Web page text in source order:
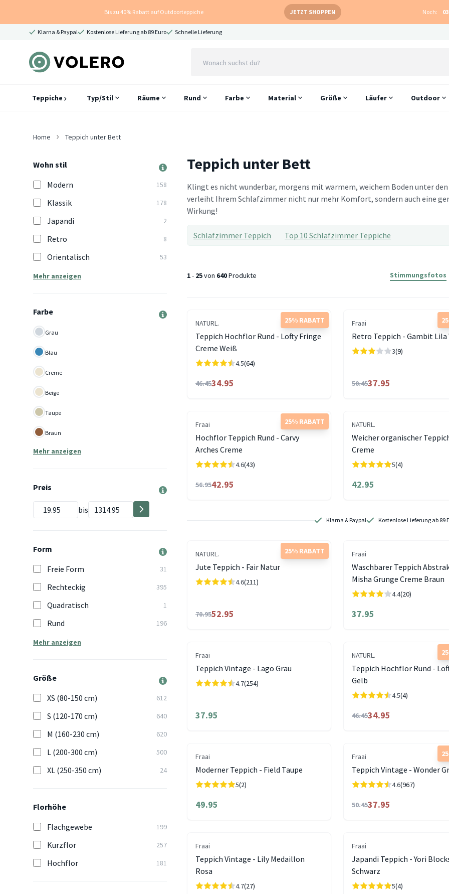
Bis zu 40% Rabatt auf Outdoorteppiche JETZT SHOPPEN Noch: 03
Klarna & Paypal Kostenlose Lieferung ab 89 Euro Schnelle Lieferung
Teppiche Typ/Stil Räume Rund Farbe Material Größe Läufer Outdoor
Home Teppich unter Bett
Wohn stil
Modern
158
Klassik 178
Japandi 2
Retro 8
Orientalisch 53
Mehr anzeigen
Farbe
Grau
Blau
Creme
Beige
Taupe
Braun
Mehr anzeigen
Preis
bis
Form
Freie Form
31
Rechteckig 395
Quadratisch 1
Rund 196
Mehr anzeigen
Größe
XS (80-150 cm)
612
S (120-170 cm) 640
M (160-230 cm) 620
L (200-300 cm) 500
XL (250-350 cm) 24
Florhöhe
Flachgewebe
199
Kurzflor 257
Hochflor 181
Teppich unter Bett
Klingt es nicht wunderbar, morgens mit warmem, weichem Boden unter
verleiht Ihrem Schlafzimmer nicht nur mehr Komfort, sondern auch eine
Wirkung!
Schlafzimmer Teppich Top 10 Schlafzimmer Teppiche
1- 25von 640Produkte Stimmungsfotos
25% RABATT
NATURL.
Teppich Hochflor Rund - Lofty Fringe
Creme Weiß
4.5(64)
46.4534.95
Fraai
Retro Teppich - Gambit Lila
3(9)
50.4537.95
25% RABATT
Fraai
Hochflor Teppich Rund - Carvy
Arches Creme
4.6(43)
56.9542.95
NATURL.
Weicher organischer
Creme
5(4)
42.95
Klarna & Paypal Kostenlose Lieferung ab 89
25% RABATT
NATURL.
Jute Teppich - Fair Natur
4.6(211)
70.9552.95
Fraai
Waschbarer Teppich
Misha Grunge Creme Braun
4.4(20)
37.95
Fraai
Teppich Vintage - Lago Grau
4.7(254)
37.95
NATURL.
Teppich Hochflor Rund -
Gelb
4.5(4)
46.4534.95
Fraai
Moderner Teppich - Field Taupe
5(2)
49.95
Fraai
Teppich Vintage - Wonder
4.6(967)
50.4537.95
Fraai
Teppich Vintage - Lily Medaillon
Rosa
4.7(27)
Fraai
Japandi Teppich - Yori
Schwarz
5(4)